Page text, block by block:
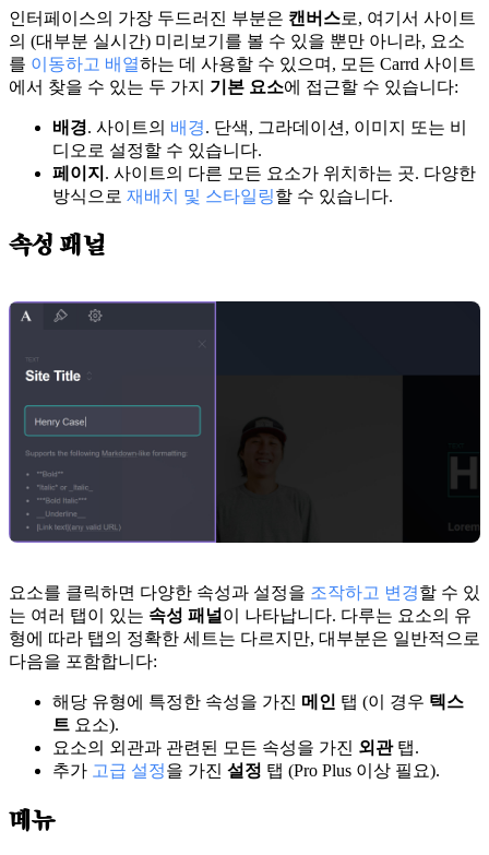
인터페이스의 가장 두드러진 부분은 캔버스로, 여기서 사이트
의 (대부분 실시간) 미리보기를 볼 수 있을 뿐만 아니라, 요소
를 이동하고 배열하는 데 사용할 수 있으며, 모든 Carrd 사이트
에서 찾을 수 있는 두 가지 기본 요소에 접근할 수 있습니다:
배경. 사이트의 배경. 단색, 그라데이션, 이미지 또는 비
디오로 설정할 수 있습니다.
페이지 . 사이트의 다른 모든 요소가 위치하는 곳. 다양한
방식으로 재배치 및 스타일링할 수 있습니다.
속성 패널
요소를 클릭하면 다양한 속성과 설정을 조작하고 변경할 수 있
는 여러 탭이 있는 속성 패널 이 나타납니다. 다루는 요소의 유
형에 따라 탭의 정확한 세트는 다르지만, 대부분은 일반적으로
다음을 포함합니다:
해당 유형에 특정한 속성을 가진 메인 탭 (이 경우 텍스
트 요소).
요소의 외관과 관련된 모든 속성을 가진 외관탭.
추가 고급 설정을 가진 설정 탭 (Pro Plus 이상 필요).
메뉴